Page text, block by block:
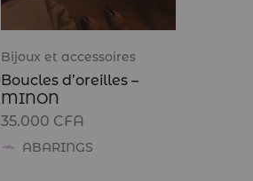
Bijoux et accessoires
Boucles d’oreilles –
MINON
35.000 CFA
ABARINGS